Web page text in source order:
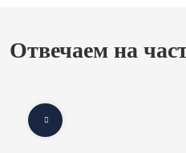
Отвечаем на